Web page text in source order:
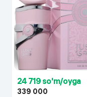
24 719 so'm/oyga
339 000